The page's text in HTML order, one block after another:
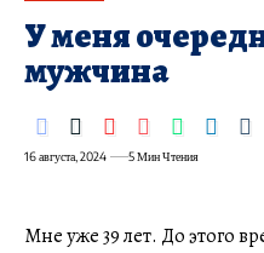
У меня
мужчина
16 августа, 2024 5 Мин Чтения
Мне уже 39 лет. До этого